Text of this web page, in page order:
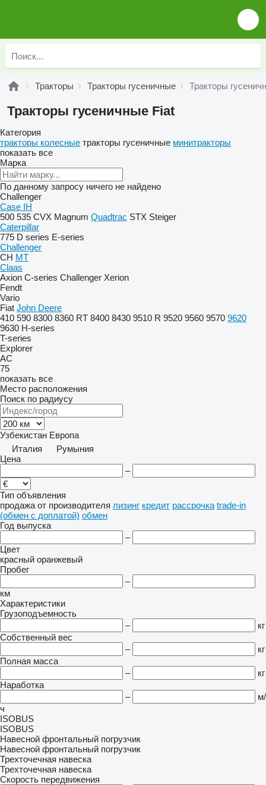
Тракторы Тракторы гусеничные Тракторы
Тракторы гусеничные Fiat
Категория
тракторы колесные тракторы гусеничные минитракторы
показать все
Марка
По данному запросу ничего не найдено
Challenger
Case IH
500 535 CVX Magnum Quadtrac STX Steiger
Caterpillar
775 D series E-series
Challenger
CH MT
Claas
Axion C-series Challenger Xerion
Fendt
Vario
Fiat John Deere
410 590 8300 8360 RT 8400 8430 9510 R 9520 9560 9570 9620
9630 H-series
T-series
Explorer
AC
75
показать все
Место расположения
Поиск по радиусу
Узбекистан Европа
Италия
Румыния
Цена
–
Тип объявления
продажа от производителя лизинг кредит рассрочка trade-in
(обмен с доплатой) обмен
Год выпуска
–
Цвет
красный оранжевый
Пробег
–
км
Характеристики
Грузоподъемность
–
кг
Собственный вес
–
кг
Полная масса
–
кг
Наработка
–
м/
ч
ISOBUS
ISOBUS
Навесной фронтальный погрузчик
Навесной фронтальный погрузчик
Трехточечная навеска
Трехточечная навеска
Скорость передвижения